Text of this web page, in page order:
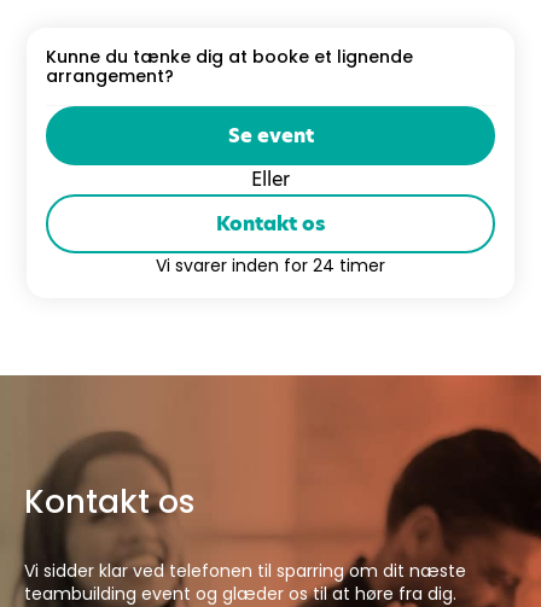
Kunne du tænke dig at booke et lignende
arrangement?
Se event
Eller
Kontakt os
Vi svarer inden for 24 timer
Kontakt os
Vi sidder klar ved telefonen til sparring om dit næste
teambuilding event og glæder os til at høre fra dig.